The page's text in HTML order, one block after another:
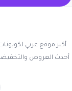
أكبر موقع عربي
أحدث العروض